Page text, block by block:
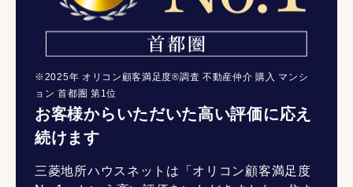
お客様からいただいた高い評価に応え
続けます
三菱地所ハウスネットは「オリコン顧客満足度
※2025年 オリコン顧客満足度®調査 不動産仲介 購入 マンシ
ョン 首都圏 第1位